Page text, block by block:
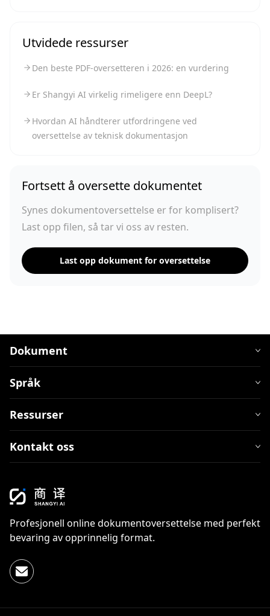
Utvidede ressurser
Den beste PDF-oversetteren i 2026: en vurdering
Er Shangyi AI virkelig rimeligere enn DeepL?
Hvordan AI håndterer utfordringene ved
oversettelse av teknisk dokumentasjon
Fortsett å oversette dokumentet
Synes dokumentoversettelse er for komplisert?
Last opp filen, så tar vi oss av resten.
Last opp dokument for oversettelse
Dokument
Språk
Ressurser
Kontakt oss
Profesjonell online dokumentoversettelse med perfekt
bevaring av opprinnelig format.